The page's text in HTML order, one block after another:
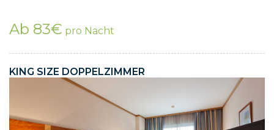
Ab 83€ pro Nacht
KING SIZE DOPPELZIMMER